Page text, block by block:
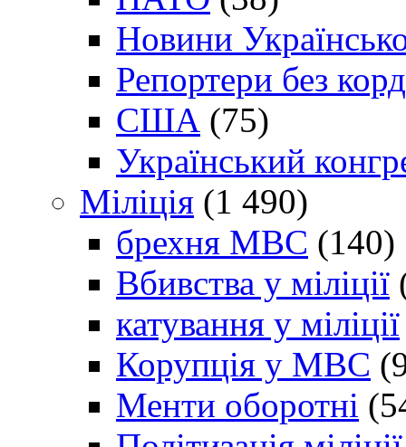
Новини
Репортери без
США (75)
Український
Міліція (1 490)
брехня МВС (140)
Вбивства у міліції
катування у міліції
Корупція у МВС
Менти оборотні